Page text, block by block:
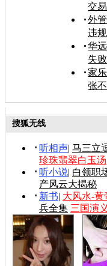
交易
外
违规
华
失
家
张
搜狐无线
听相声| 马三立
珍珠翡翠白玉汤
听小说| 白领职
产风云大揭秘
新书| 大风水-黄
兵全集 三国演义